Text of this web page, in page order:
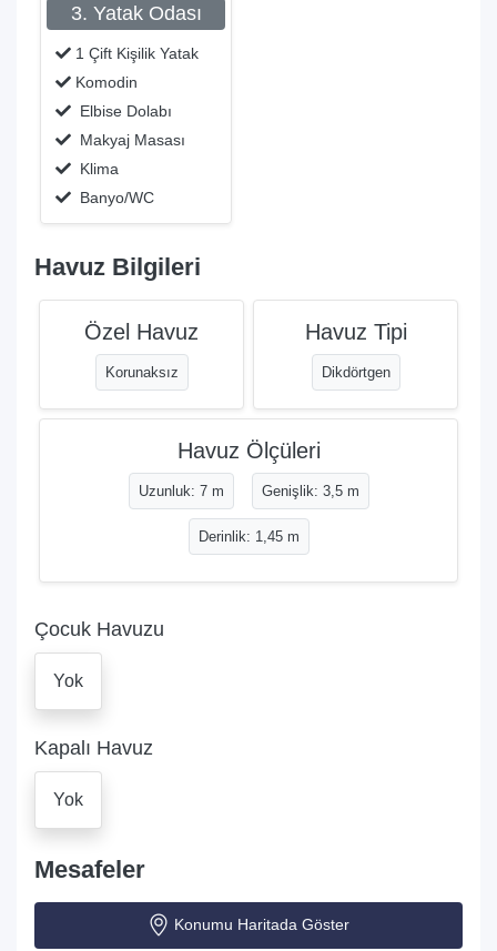
3. Yatak Odası
1 Çift Kişilik Yatak
Komodin
Elbise Dolabı
Makyaj Masası
Klima
Banyo/WC
Havuz Bilgileri
Özel Havuz
Korunaksız
Havuz Tipi
Dikdörtgen
Havuz Ölçüleri
Uzunluk: 7 m Genişlik: 3,5 m
Derinlik: 1,45 m
Çocuk Havuzu
Yok
Kapalı Havuz
Yok
Mesafeler
Konumu Haritada Göster